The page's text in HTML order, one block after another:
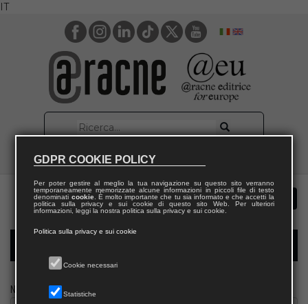
IT
Nome
GDPR COOKIE POLICY
Per poter gestire al meglio la tua navigazione su questo sito verranno
temporaneamente memorizzate alcune informazioni in piccoli file di testo
denominati cookie. È molto importante che tu sia informato e che accetti la
politica sulla privacy e sui cookie di questo sito Web. Per ulteriori
informazioni, leggi la nostra politica sulla privacy e sui cookie.
Politica sulla privacy e sui cookie
Cookie necessari
Statistiche